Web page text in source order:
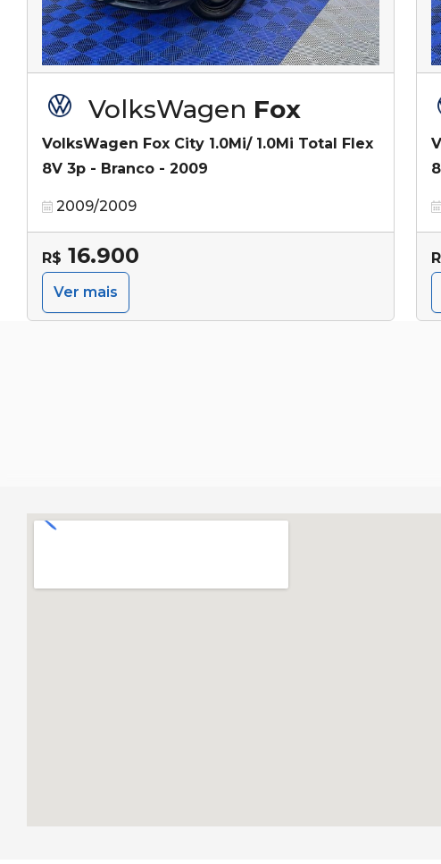
VolksWagen Fox
VolksWagen Fox City 1.0Mi/ 1.0Mi Total Flex
8V 3p - Branco - 2009
2009/2009
R$ 16.900
Ver mais